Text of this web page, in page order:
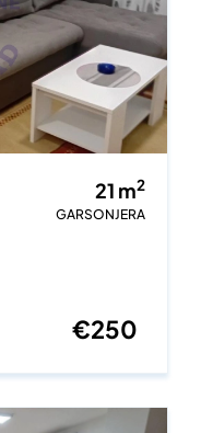
21 m2
GARSONJERA
€250